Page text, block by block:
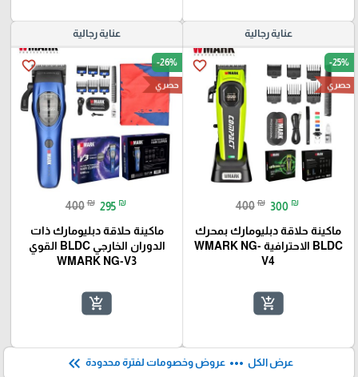
عناية رجالية
favorite_border -25%
حصري
400 ₪ 300 ₪
ماكينة حلاقة دبليومارك بمحرك
BLDC الاحترافية WMARK NG-
V4
add_shopping_cart
عناية رجالية
favorite_border -26%
حصري
400 ₪ 295 ₪
ماكينة حلاقة دبليومارك ذات
الدوران الخارجي BLDC القوي
WMARK NG-V3
add_shopping_cart
عرض الكل more_horiz عروض وخصومات لفترة محدودة keyboard_double_arrow_left